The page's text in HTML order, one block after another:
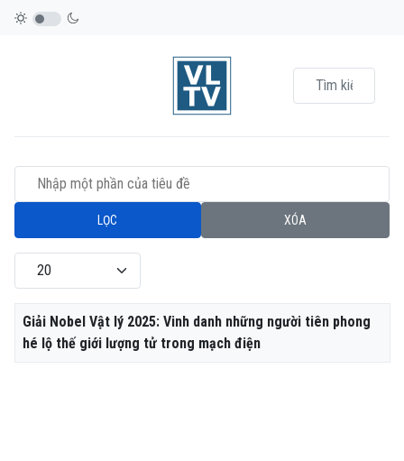
Nhập một phần của tiêu đề
LỌC XÓA
Hiển thị #
Tiêu đề
Giải Nobel Vật lý 2025: Vinh danh những người tiên phong
hé lộ thế giới lượng tử trong mạch điện